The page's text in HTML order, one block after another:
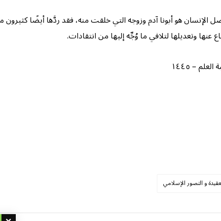
هو أبونا آدم وزوجه التي خلقت منه، فقد ردَّها أيضًا
وتعديلها لتلافي ما وُجِّه إليها من انتقادات.
– ١٤٤٥
و التصور الإسلامي